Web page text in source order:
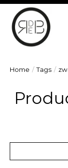
Home / Tags /